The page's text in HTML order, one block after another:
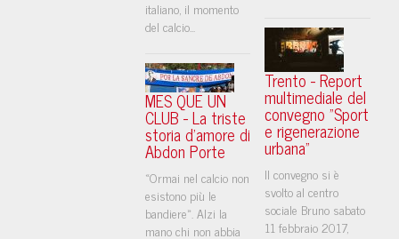
italiano, il momento
del calcio...
MES QUE UN
CLUB - La triste
storia d'amore di
Abdon Porte
«Ormai nel calcio non
esistono più le
bandiere». Alzi la
mano chi non abbia
Trento - Report
multimediale del
convegno "Sport
e rigenerazione
urbana"
Il convegno si è
svolto al centro
sociale Bruno sabato
11 febbraio 2017,